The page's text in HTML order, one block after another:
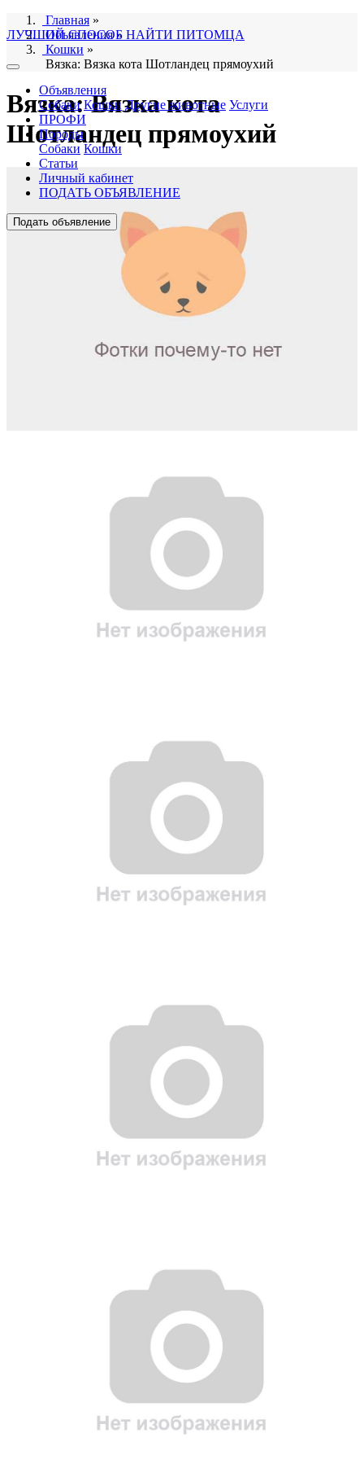
ЛУЧШИЙ СПОСОБ НАЙТИ ПИТОМЦА
Объявления
Собаки Кошки Другие животные Услуги
ПРОФИ
Породы
Собаки Кошки
Статьи
Личный кабинет
ПОДАТЬ ОБЪЯВЛЕНИЕ
Подать объявление
Главная »
Объявления»
Кошки »
Вязка: Вязка кота Шотландец прямоухий
Вязка: Вязка кота
Шотландец прямоухий